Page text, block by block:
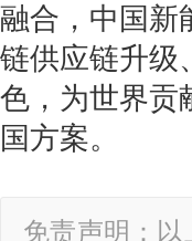
融合，中国新
链供应链升级
色，为世界贡
国方案。
免责声明：